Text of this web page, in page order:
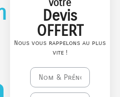
votre
Devis
OFFERT
Nous vous rappelons au plus
vite !